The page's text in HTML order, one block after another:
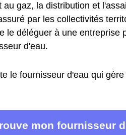
gaz, la distribution et
par les collectivités
le déléguer à une entreprise
d'eau.
le fournisseur d'eau qui
mon fournisseur